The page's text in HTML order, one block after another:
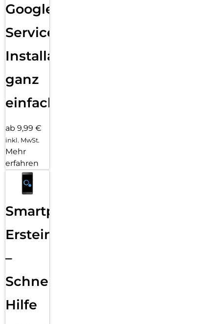
Google
Services
Installation
ganz
einfach
ab 9,99 €
inkl. MwSt.
Mehr
erfahren
Smartphone
Ersteinrichtung
–
Schnelle
Hilfe